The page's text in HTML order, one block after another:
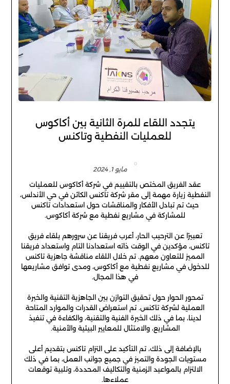
يتجدد اللقاء للمرة الثانية بين أكاكوس
للعمليات النفطية وتاكنس
مايو 1, 2024
عقد الفريق المختص بالتقييم في شركة أكاكوس للعمليات
النفطية زيارة مهمة إلى مقر شركة تاكنس الكائن في حي الأندلس،
حيث تم تبادل الأفكار والمناقشات حول استعدادات تاكنس
للمشاركة في مشاريع نفطية مع شركة أكاكوس.
تعبيرًا عن الترحيب الحار، أعرب فريقنا عن سرورهم بلقاء فريق
تاكنس، مؤكدين في الوقت ذاته استعدادنا التام واستعداد فريقنا
المميز للتعاون معهم. تم خلال اللقاء مناقشة جاهزية تاكنس
للدخول في مشاريع نفطية مع أكاكوس، ومدى توافق مشاريعها
في هذا المجال.
تمحور الحوار حول تحقيق التوازن بين الجاهزية التقنية والخبرة
العملية لشركة تاكنس. تم استعراض القدرات والموارد المتاحة
لدينا، بما في ذلك الخبرة الفنية والتقنية، والكفاءة في تنفيذ
المشاريع، والامتثال للمعايير البيئية والأمنية.
بالإضافة إلى ذلك، تم التأكيد على التزام تاكنس بتقديم أعلى
مستويات الجودة والتميز في جميع جوانب العمل، بما في ذلك
الالتزام بالمواعيد الزمنية والتكاليف المحددة، وتلبية توقعات
عملاءها.